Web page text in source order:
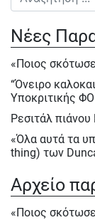
Νέες
«Ποιος
“Όνειρο
Υποκριτικής
Ρεσιτάλ
«Όλα αυτά τα
thing) των
Σάββατο 23/5,
Ε΄
Αρχείο
«Ποιος